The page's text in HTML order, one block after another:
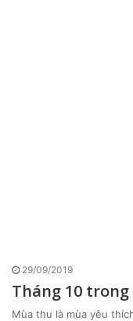
29/09/2019
Tháng 10
Mùa thu là mùa yêu